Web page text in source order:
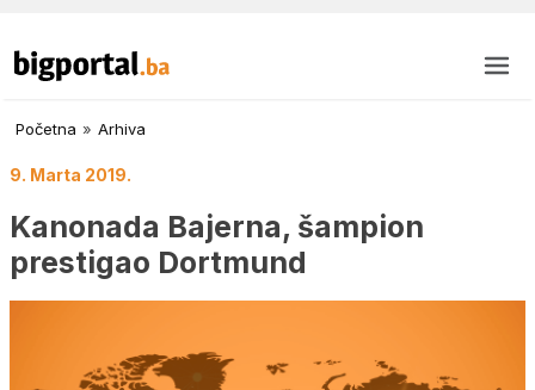
Početna » Arhiva
9. Marta 2019.
Kanonada Bajerna, šampion
prestigao Dortmund